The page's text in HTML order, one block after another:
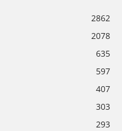
2862
2078
635
597
407
303
293